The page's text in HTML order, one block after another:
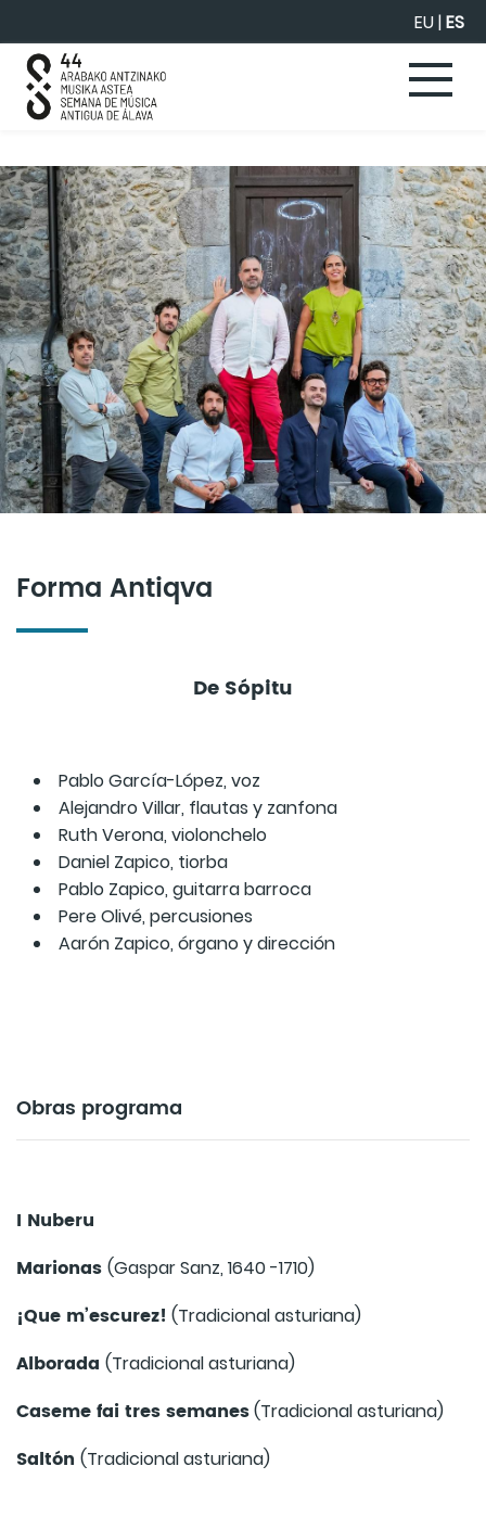
EU|ES
Forma Antiqva
De Sópitu
Pablo García-López, voz
Alejandro Villar, flautas y zanfona
Ruth Verona, violonchelo
Daniel Zapico, tiorba
Pablo Zapico, guitarra barroca
Pere Olivé, percusiones
Aarón Zapico, órgano y dirección
Obras programa
I Nuberu
Marionas (Gaspar Sanz, 1640 -1710)
¡Que m’escurez! (Tradicional asturiana)
Alborada (Tradicional asturiana)
Caseme fai tres semanes(Tradicional asturiana)
Saltón (Tradicional asturiana)